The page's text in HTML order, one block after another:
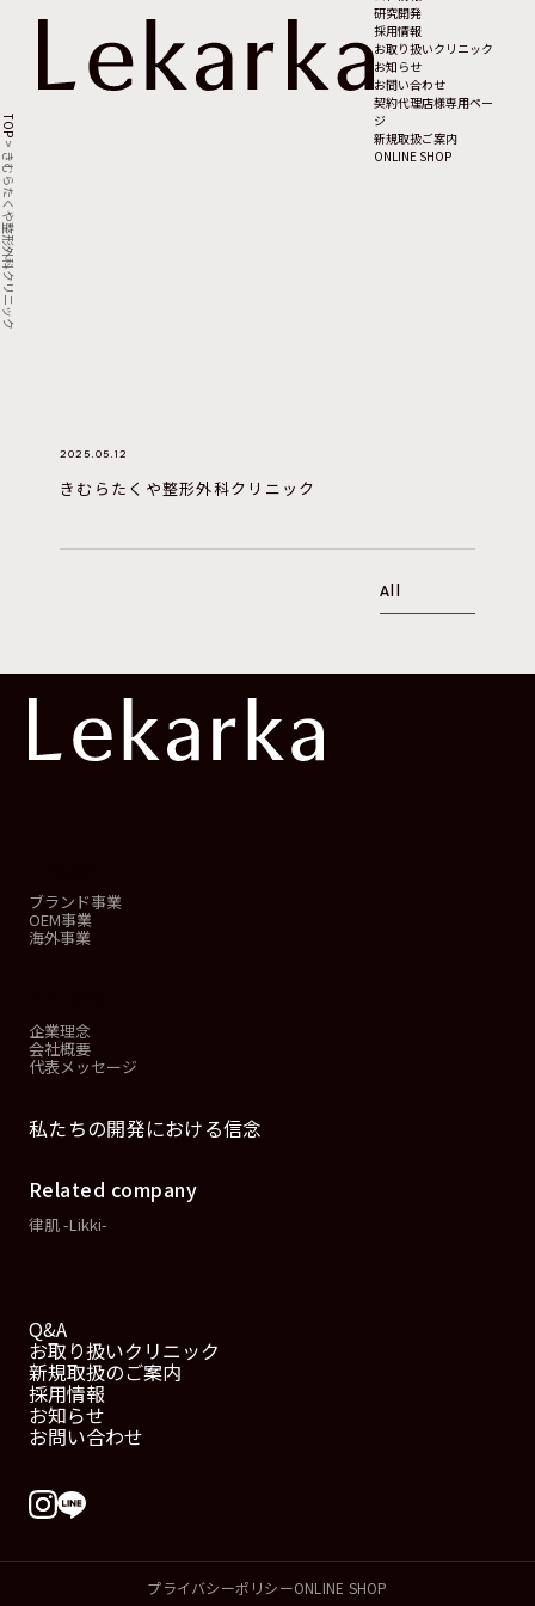
研究開発
採用情報
お取り扱いクリニック
お知らせ
お問い合わせ
契約代理店様専用ペー
ジ
新規取扱ご案内
ONLINE SHOP
TOP
>
きむらたくや整形外科クリニック
2025.05.12
きむらたくや整形外科クリニック
All
ブランド事業
OEM事業
海外事業
企業理念
会社概要
代表メッセージ
私たちの開発における信念
Related company
律肌 -Likki-
Q&A
お取り扱いクリニック
新規取扱のご案内
採用情報
お知らせ
お問い合わせ
プライバシーポリシーONLINE SHOP